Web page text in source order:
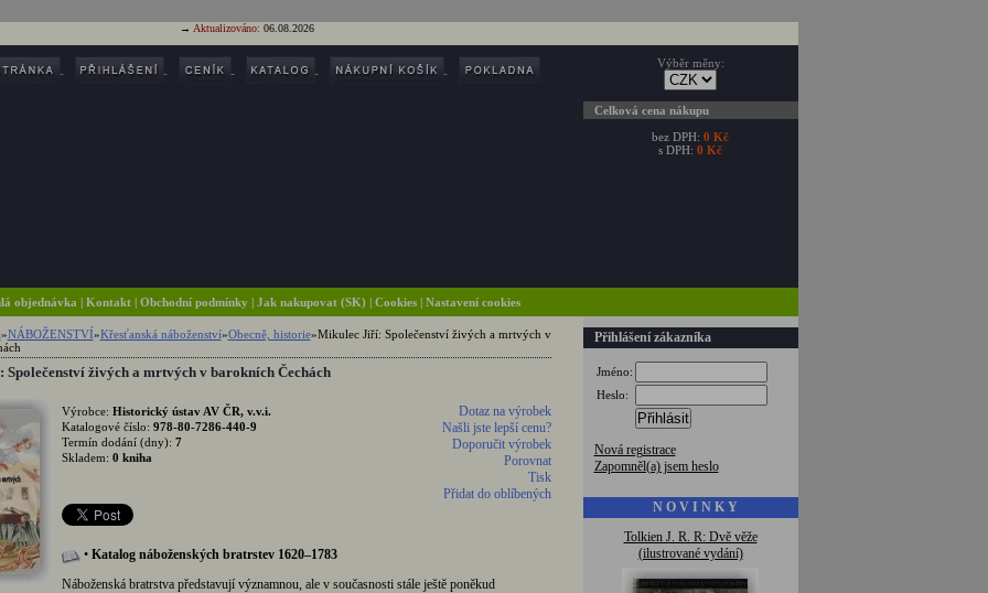
→ Aktualizováno: 06.08.2026
Výběr měny:
Celková cena nákupu
bez DPH: 0 Kč
s DPH: 0 Kč
objednávka | Kontakt | Obchodní podmínky | Jak nakupovat (SK) | Cookies | Nastavení cookies
»NÁBOŽENSTVÍ»Křesťanská náboženství»Obecně, historie»Mikulec Jiří: Společenství živých a mrtvých v
živých a mrtvých v barokních Čechách
Dotaz na výrobek
Našli jste lepší cenu?
Doporučit výrobek
Porovnat
Tisk
Přidat do oblíbených
Výrobce: Historický ústav AV ČR, v.v.i.
Katalogové číslo: 978-80-7286-440-9
Termín dodání (dny): 7
Skladem: 0 kniha
• Katalog náboženských bratrstev 1620–1783
Náboženská bratrstva představují významnou, ale v současnosti stále ještě poněkud
Přihlášení zákazníka
Jméno:
Heslo:
Přihlásit
Nová registrace
Zapomněl(a) jsem heslo
N O V I N K Y
Tolkien J. R. R: Dvě věže
(ilustrované vydání)